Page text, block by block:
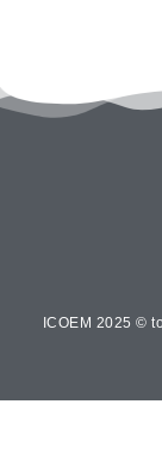
ICOEM 2025 ©